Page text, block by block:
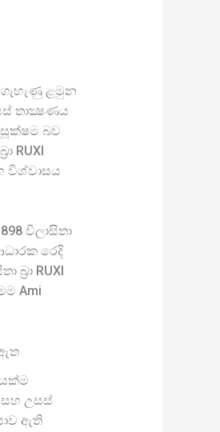
ගැහැණු ළමුන
තාක්‍ෂණය
සූක්ෂම බව
RUXI
විශ්වාසය
විලාසිතා
රෙදි
RUXI
Ami
ඇත
සහ උසස්
ඇති